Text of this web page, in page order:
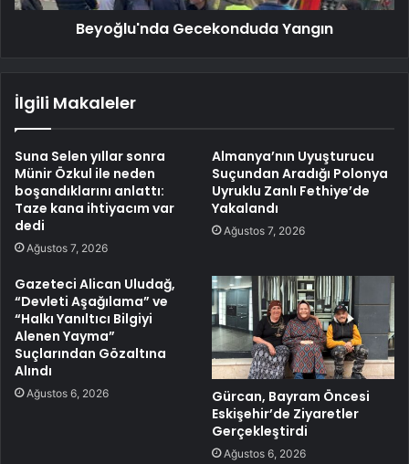
Beyoğlu'nda Gecekonduda Yangın
İlgili Makaleler
Suna Selen yıllar sonra
Münir Özkul ile neden
boşandıklarını anlattı:
Taze kana ihtiyacım var
dedi
Ağustos 7, 2026
Almanya’nın Uyuşturucu
Suçundan Aradığı Polonya
Uyruklu Zanlı Fethiye’de
Yakalandı
Ağustos 7, 2026
Gazeteci Alican Uludağ,
“Devleti Aşağılama” ve
“Halkı Yanıltıcı Bilgiyi
Alenen Yayma”
Suçlarından Gözaltına
Alındı
Ağustos 6, 2026
Gürcan, Bayram Öncesi
Eskişehir’de Ziyaretler
Gerçekleştirdi
Ağustos 6, 2026